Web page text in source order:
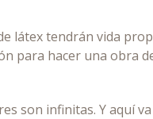
látex tendrán vida
para hacer una obra
son infinitas. Y aquí